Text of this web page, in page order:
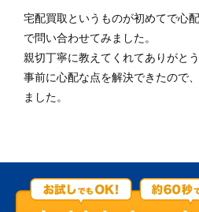
宅配買取というものが初めてで心
で問い合わせてみました。
親切丁寧に教えてくれてありがと
事前に心配な点を解決できたので
ました。